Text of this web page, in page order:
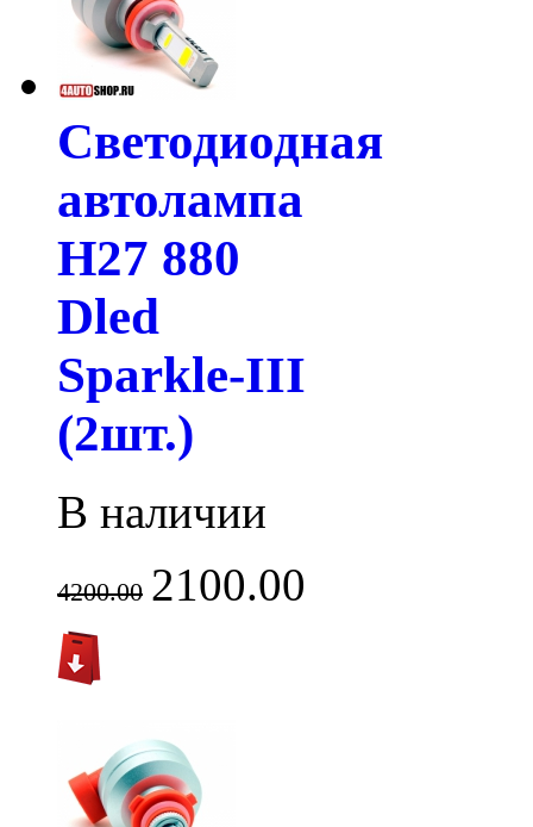
Светодиодная
автолампа
H27 880
Dled
Sparkle-III
(2шт.)
В наличии
4200.00 2100.00